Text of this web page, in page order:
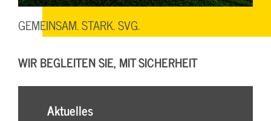
GEMEINSAM. STARK. SVG.
WIR BEGLEITEN SIE, MIT SICHERHEIT
Aktuelles